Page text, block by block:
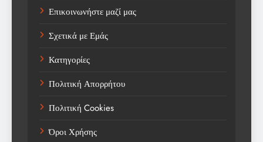
Trending
Weather
Αγορά
Αγορά Εργασίας
Αγροτικά Νέα
Αεροπορία
Επικοινωνήστε μαζί μας
Σχετικά με Εμάς
Κατηγορίες
Πολιτική Απορρήτου
Πολιτική Cookies
Όροι Χρήσης